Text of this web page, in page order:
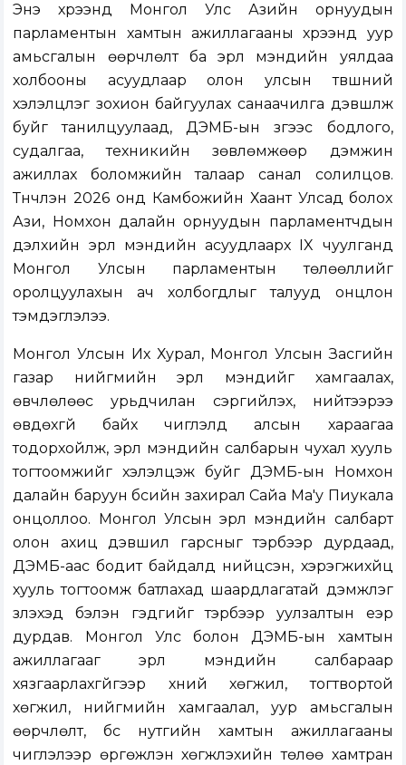
Энэ хүрээнд Монгол Улс Азийн орнуудын
парламентын хамтын ажиллагааны хүрээнд уур
амьсгалын өөрчлөлт ба эрүүл мэндийн уялдаа
холбооны асуудлаар олон улсын түвшний
хэлэлцүүлэг зохион байгуулах санаачилга дэвшүүлж
буйг танилцуулаад, ДЭМБ-ын зүгээс бодлого,
судалгаа, техникийн зөвлөмжөөр дэмжин
ажиллах боломжийн талаар санал солилцов.
Түүнчлэн 2026 онд Камбожийн Хаант Улсад болох
Ази, Номхон далайн орнуудын парламентчдын
дэлхийн эрүүл мэндийн асуудлаарх IX чуулганд
Монгол Улсын парламентын төлөөллийг
оролцуулахын ач холбогдлыг талууд онцлон
тэмдэглэлээ.
Монгол Улсын Их Хурал, Монгол Улсын Засгийн
газар нийгмийн эрүүл мэндийг хамгаалах,
өвчлөлөөс урьдчилан сэргийлэх, нийтээрээ
өвдөхгүй байх чиглэлд алсын хараагаа
тодорхойлж, эрүүл мэндийн салбарын чухал хууль
тогтоомжийг хэлэлцэж буйг ДЭМБ-ын Номхон
далайн баруун бүсийн захирал Сайа Ма'у Пиукала
онцоллоо. Монгол Улсын эрүүл мэндийн салбарт
олон ахиц дэвшил гарсныг тэрбээр дурдаад,
ДЭМБ-аас бодит байдалд нийцсэн, хэрэгжихүйц
хууль тогтоомж батлахад шаардлагатай дэмжлэг
үзүүлэхэд бэлэн гэдгийг тэрбээр уулзалтын үеэр
дурдав. Монгол Улс болон ДЭМБ-ын хамтын
ажиллагааг эрүүл мэндийн салбараар
хязгаарлахгүйгээр хүний хөгжил, тогтвортой
хөгжил, нийгмийн хамгаалал, уур амьсгалын
өөрчлөлт, бүс нутгийн хамтын ажиллагааны
чиглэлээр өргөжүүлэн хөгжүүлэхийн төлөө хамтран